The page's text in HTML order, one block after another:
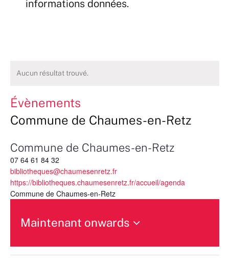
informations données.
Aucun résultat trouvé.
Évènements
Commune de Chaumes-en-Retz
Commune de Chaumes-en-Retz
07 64 61 84 32
bibliotheques@chaumesenretz.fr
https://bibliotheques.chaumesenretz.fr/accueil/agenda
Commune de Chaumes-en-Retz
Maintenant onwards
une
date.